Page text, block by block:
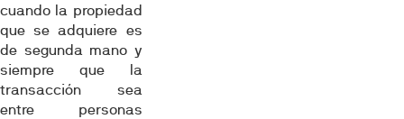
cuando la propiedad
que se adquiere es
de segunda mano y
siempre que la
transacción sea
entre personas